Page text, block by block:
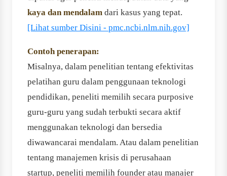
kaya dan mendalam dari kasus yang tepat.
[Lihat sumber Disini - pmc.ncbi.nlm.nih.gov]
Contoh penerapan:
Misalnya, dalam penelitian tentang efektivitas
pelatihan guru dalam penggunaan teknologi
pendidikan, peneliti memilih secara purposive
guru-guru yang sudah terbukti secara aktif
menggunakan teknologi dan bersedia
diwawancarai mendalam. Atau dalam penelitian
tentang manajemen krisis di perusahaan
startup, peneliti memilih founder atau manajer